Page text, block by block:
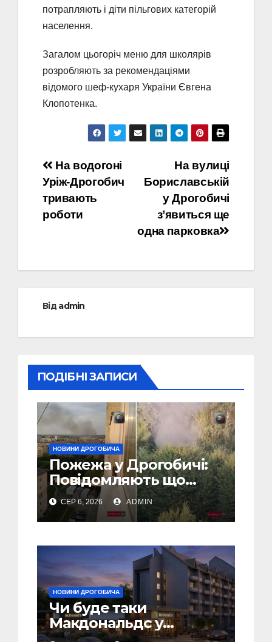
потрапляють і діти пільгових категорій
населення.
Загалом цьогоріч меню для школярів
розробляють за рекомендаціями
відомого шеф-кухаря України Євгена
Клопотенка.
Навігація
записів
На вулиці
Бориславській
у Дрогобичі
з’явиться ще
одна парковка
На водогоні
Уріж-Дрогобич
тривають
роботи
Відadmin
ПОДІБНІ ЗАПИСИ
НОВИНИ ДРОГОБИЧА
Пожежа у Дрогобичі:
Повідомляють що
горіло 5 гаражів
(Відео)
СЕР 6, 2026 ADMIN
НОВИНИ ДРОГОБИЧА
Чи буде таки
Макдональдс у
Дрогобичі? (Фото)